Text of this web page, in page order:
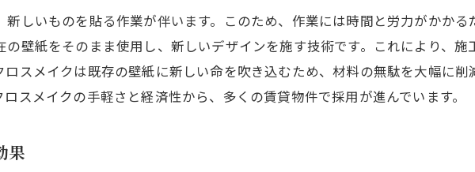
馬県でクロスメイクを選ぶ理由とその実際の効果
群馬県特有の住宅事情とクロスメイクの適性
クロスメイクがもたらす居住空間の変化
しいものを貼る作業が伴います。このため、作業には時間と労力がかかる
壁紙をそのまま使用し、新しいデザインを施す技術です。これにより、施
スメイクは既存の壁紙に新しい命を吹き込むため、材料の無駄を大幅に削
スメイクの手軽さと経済性から、多くの賃貸物件で採用が進んでいます。
果